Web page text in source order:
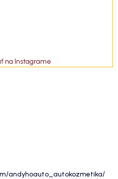
na Instagrame
andyhoauto_autokozmetika/